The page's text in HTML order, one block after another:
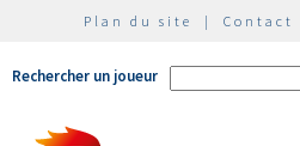
Plan du site | Contact
Rechercher un joueur